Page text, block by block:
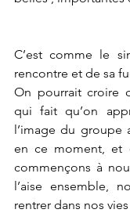
C’est comme le
rencontre et de sa
On pourrait croire
qui fait qu’on
l’image du groupe
en ce moment, et
commençons à
l’aise ensemble,
rentrer dans nos